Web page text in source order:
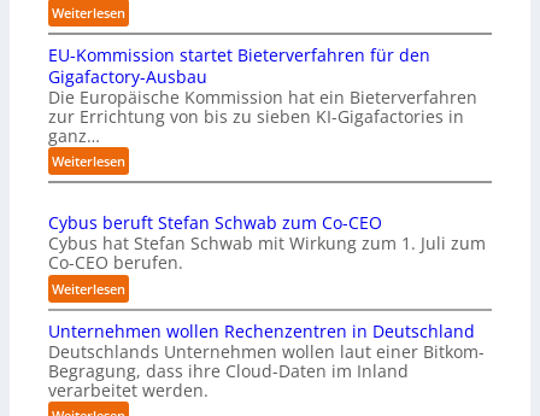
Weiterlesen:
„
E
s
k
o
m
t
u
f
d
i
e
m
p
l
e
EU-Kommission startet Bieterverfahren für den
Gigafactory-Ausbau
Die Europäische Kommission hat ein Bieterverfahren
zur Errichtung von bis zu sieben KI-Gigafactories in
ganz…
Weiterlesen:
E
-
K
o
m
m
i
s
s
i
o
Cybus beruft Stefan Schwab zum Co-CEO
Cybus hat Stefan Schwab mit Wirkung zum 1. Juli zum
Co-CEO berufen.
Weiterlesen:
C
y
b
u
s
Unternehmen wollen Rechenzentren in Deutschland
Deutschlands Unternehmen wollen laut einer Bitkom-
Begragung, dass ihre Cloud-Daten im Inland
verarbeitet werden.